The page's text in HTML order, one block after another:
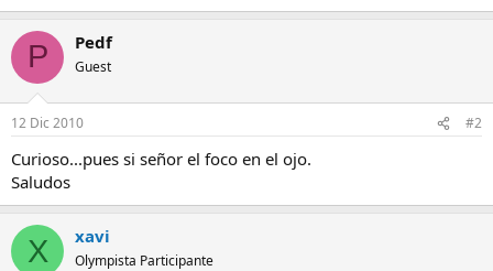
P Pedf
Guest
12 Dic 2010 #2
Curioso...pues si señor el foco en el ojo.
Saludos
X xavi
Olympista Participante